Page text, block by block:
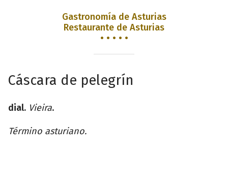
Gastronomía de Asturias
Restaurante de Asturias
• • • • •
Cáscara de pelegrín
dial. Vieira.
Término asturiano.